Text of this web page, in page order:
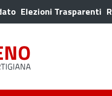
Elezioni Trasparenti